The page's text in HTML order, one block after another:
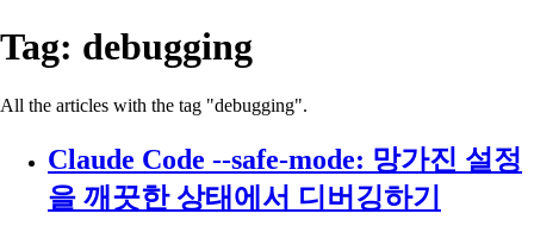
Tag: debugging
All the articles with the tag "debugging".
Claude Code --safe-mode: 망가진 설정
을 깨끗한 상태에서 디버깅하기